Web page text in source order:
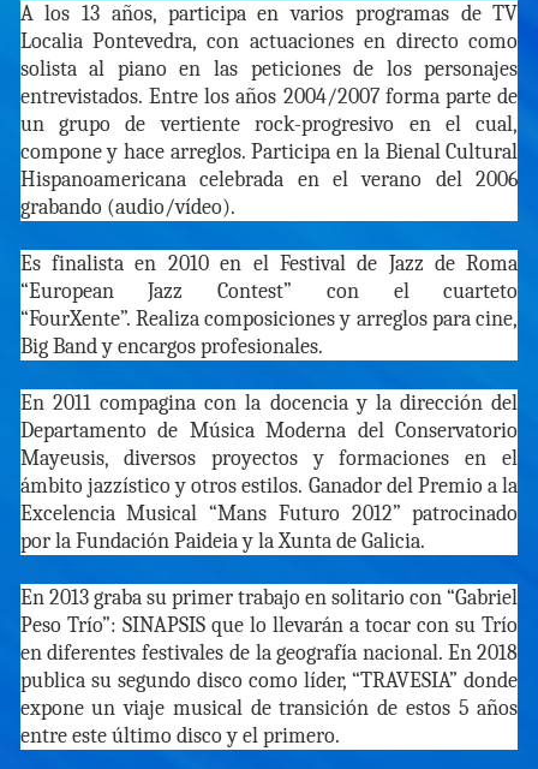
A los 13 años, participa en varios programas de TV
Localia Pontevedra, con actuaciones en directo como
solista al piano en las peticiones de los personajes
entrevistados. Entre los años 2004/2007 forma parte de
un grupo de vertiente rock-progresivo en el cual,
compone y hace arreglos. Participa en la Bienal Cultural
Hispanoamericana celebrada en el verano del 2006
grabando (audio/vídeo).
Es finalista en 2010 en el Festival de Jazz de Roma
“European Jazz Contest” con el cuarteto
“FourXente”. Realiza composiciones y arreglos para cine,
Big Band y encargos profesionales.
En 2011 compagina con la docencia y la dirección del
Departamento de Música Moderna del Conservatorio
Mayeusis, diversos proyectos y formaciones en el
ámbito jazzístico y otros estilos. Ganador del Premio a la
Excelencia Musical “Mans Futuro 2012” patrocinado
por la Fundación Paideia y la Xunta de Galicia.
En 2013 graba su primer trabajo en solitario con “Gabriel
Peso Trío”: SINAPSIS que lo llevarán a tocar con su Trío
en diferentes festivales de la geografía nacional. En 2018
publica su segundo disco como líder, “TRAVESIA” donde
expone un viaje musical de transición de estos 5 años
entre este último disco y el primero.